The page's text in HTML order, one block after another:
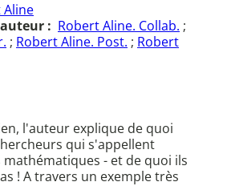
Aline
: Robert Aline. Collab. ;
; Robert Aline. Post. ; Robert
l'auteur explique de quoi
qui s'appellent
- et de quoi ils
! A travers un exemple très